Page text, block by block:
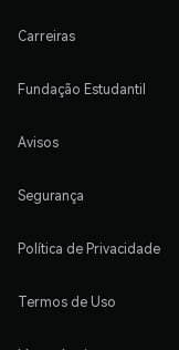
Carreiras
Fundação Estudantil
Avisos
Segurança
Política de Privacidade
Termos de Uso